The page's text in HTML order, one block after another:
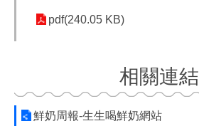
pdf(240.05 KB)
相關連結
鮮奶周報-生生喝鮮奶網站